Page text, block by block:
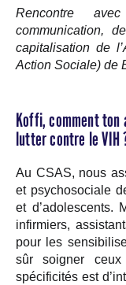
Rencontre
communication,
capitalisation de
Action Sociale) de
Koffi, comment ton
lutter contre le VIH
Au CSAS, nous
et psychosociale
et d’adolescents.
infirmiers,
pour les
sûr soigner
spécificités est